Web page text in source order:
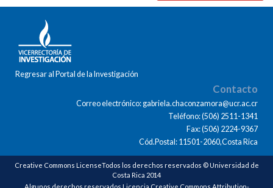
Regresar al Portal de la Investigación
Contacto
Correo electrónico: gabriela.chaconzamora@ucr.ac.cr
Teléfono: (506) 2511-1341
Fax: (506) 2224-9367
Cód.Postal: 11501-2060,Costa Rica
Creative Commons LicenseTodos los derechos reservados © Universidad de
Costa Rica 2014